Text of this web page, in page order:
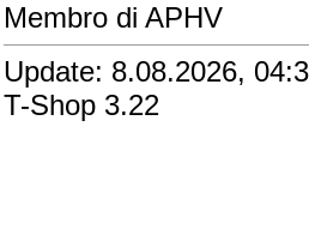
Membro di APHV
Update: 8.08.2026,
T-Shop 3.22